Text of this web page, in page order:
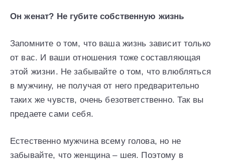
Он женат? Не губите собственную жизнь
Запомните о том, что ваша жизнь зависит только
от вас. И ваши отношения тоже составляющая
этой жизни. Не забывайте о том, что влюбляться
в мужчину, не получая от него предварительно
таких же чувств, очень безответственно. Так вы
предаете сами себя.
Естественно мужчина всему голова, но не
забывайте, что женщина – шея. Поэтому в